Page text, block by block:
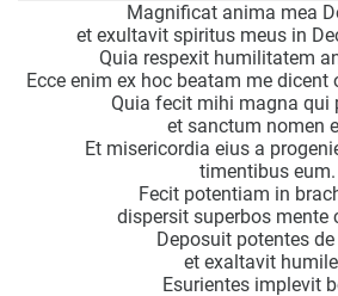
Magnificat anima mea
et exultavit spiritus meus in
Quia respexit humilitatem
Ecce enim ex hoc beatam me dicent
Quia fecit mihi magna qui
et sanctum nomen
Et misericordia eius a
timentibus eum.
Fecit potentiam in
dispersit superbos mente
Deposuit potentes de
et exaltavit
Esurientes implevit